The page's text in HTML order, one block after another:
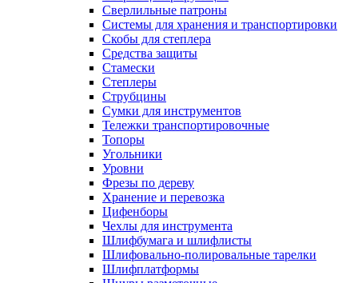
Сверлильные патроны
Системы для хранения и транспортировки
Скобы для степлера
Средства защиты
Стамески
Степлеры
Струбцины
Сумки для инструментов
Тележки транспортировочные
Топоры
Угольники
Уровни
Фрезы по дереву
Хранение и перевозка
Цифенборы
Чехлы для инструмента
Шлифбумага и шлифлисты
Шлифовально-полировальные тарелки
Шлифплатформы